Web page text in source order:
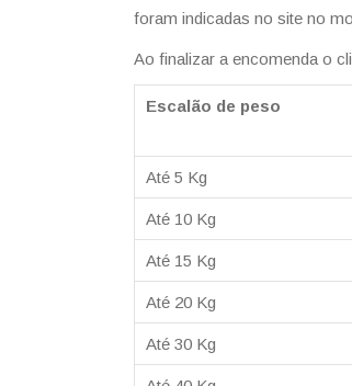
foram indicadas no site no
Ao finalizar a encomenda o
Escalão de peso
Até 5 Kg
Até 10 Kg
Até 15 Kg
Até 20 Kg
Até 30 Kg